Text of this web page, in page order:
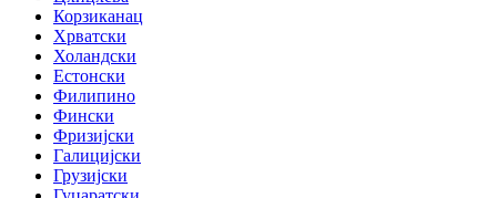
Корзиканац
Хрватски
Холандски
Естонски
Филипино
Фински
Фризијски
Галицијски
Грузијски